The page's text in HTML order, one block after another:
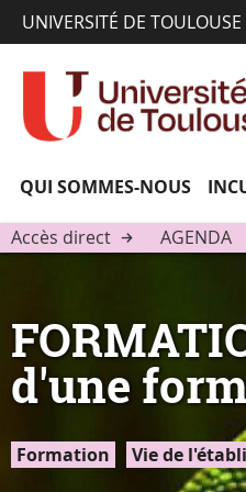
UNIVERSITÉ DE TOULOUSE
QUI SOMMES-NOUS
Accès direct AGENDA
d'une
Formation Vie de